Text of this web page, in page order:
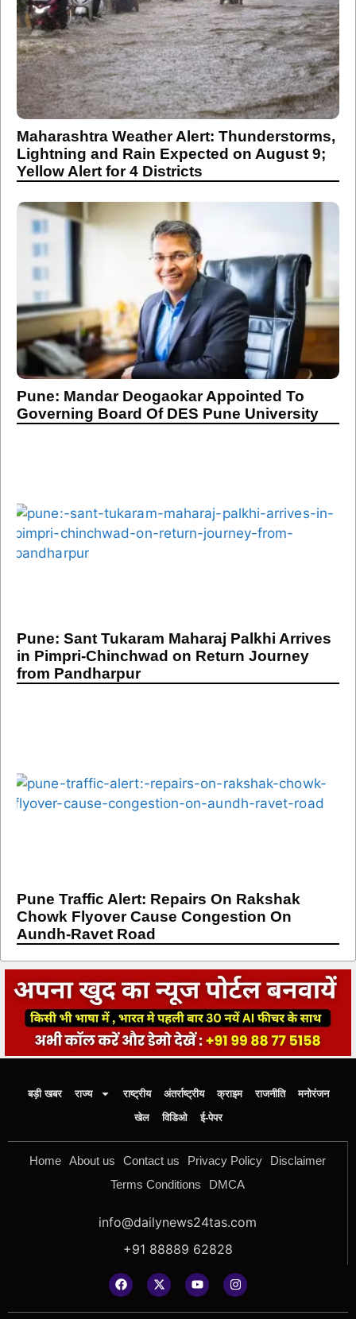
Maharashtra Weather Alert: Thunderstorms,
Lightning and Rain Expected on August 9;
Yellow Alert for 4 Districts
Pune: Mandar Deogaokar Appointed To
Governing Board Of DES Pune University
Pune: Sant Tukaram Maharaj Palkhi Arrives
in Pimpri-Chinchwad on Return Journey
from Pandharpur
Pune Traffic Alert: Repairs On Rakshak
Chowk Flyover Cause Congestion On
Aundh-Ravet Road
बड़ी खबर राज्य राष्ट्रीय अंतर्राष्ट्रीय क्राइम राजनीति
मनोरंजन
खेल
विडिओ ई-पेपर
Home About us Contact us Privacy Policy
Disclaimer
Terms Conditions
DMCA
info@dailynews24tas.com
+91 88889 62828